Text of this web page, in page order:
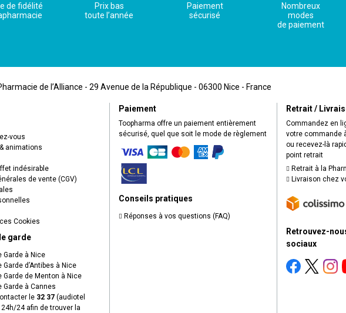
de fidélité
Prix bas
toute l’année
Paiement
sécurisé
Nombreux
modes
de paiement
de l’Alliance - 29 Avenue de la République - 06300 Nice - France
vous
animations
indésirable
de vente (CGV)
Cookies
garde
Garde à Nice
Garde d’Antibes à Nice
Garde de Menton à Nice
Garde à Cannes
le 32 37 (audiotel
24 afin de trouver la
Paiement
Toopharma offre un paiement entièrement
sécurisé, quel que soit le mode de règlement
Conseils pratiques
Réponses à vos questions (FAQ)
Retrait /
Commandez en
votre commande
ou recevez-là
point retrait
Retrait à la
Livraison chez
Retrouvez-
sociaux